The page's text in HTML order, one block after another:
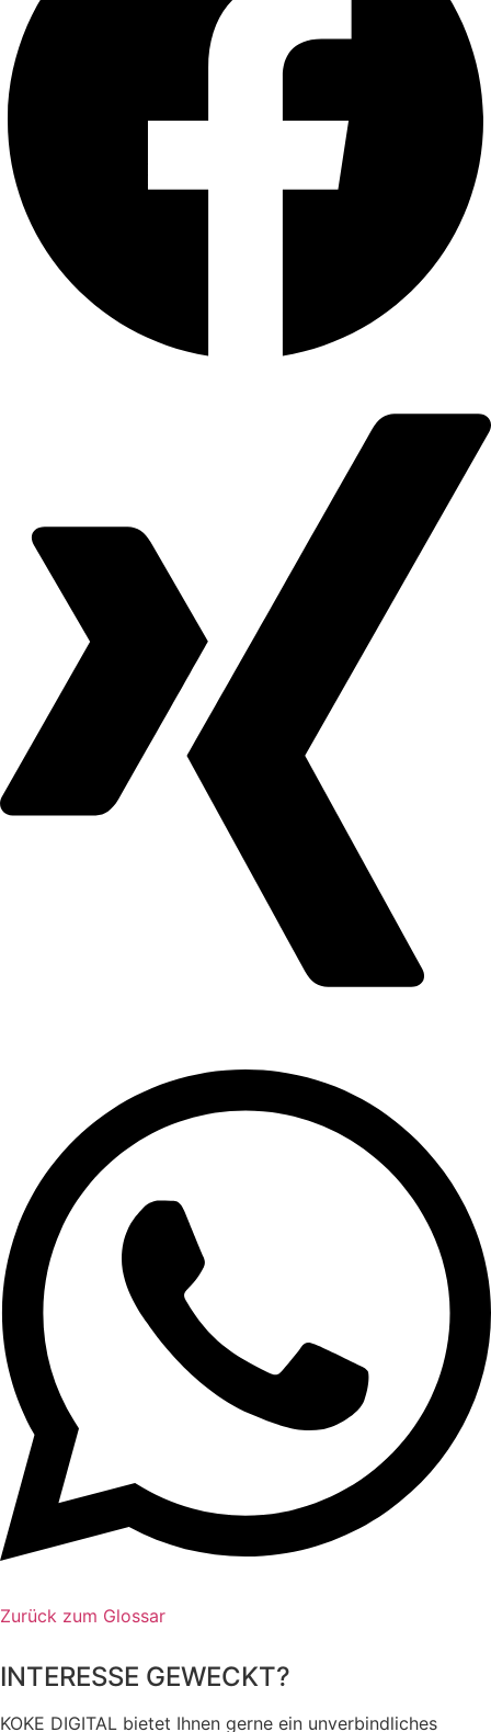
Zurück zum Glossar
INTERESSE GEWECKT?
KOKE DIGITAL bietet Ihnen gerne ein unverbindliches